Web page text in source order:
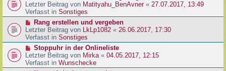
g
t
r
a
g
B
e
t
r
a
g
e
u
e
r
B
e
t
r
Letzter Beitrag von Matityahu_BenAvner« 27.07.2017, 13:49
Verfasst in Sonstiges
N
e
u
e
r
B
e
Rang erstellen und vergeben
Letzter Beitrag von LkLp1082 « 26.06.2017, 17:30
Verfasst in Sonstiges
N
e
u
Stoppuhr in der Onlineliste
Letzter Beitrag von Mirka« 04.05.2017, 12:15
Verfasst in Wunschecke